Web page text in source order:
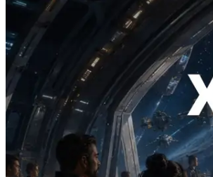
2026.07.04
ERPC lance un RPC Solana
x402 — L'ère où les agents